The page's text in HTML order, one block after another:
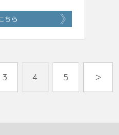
ちら
3 4 5 ＞